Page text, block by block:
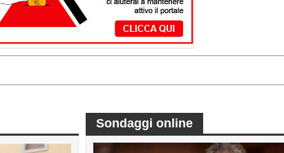
Sondaggi online